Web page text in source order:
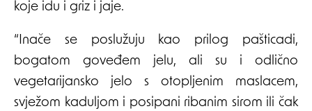
koje idu i griz i jaje.
“Inače se poslužuju kao prilog pašticadi,
bogatom goveđem jelu, ali su i odlično
vegetarijansko jelo s otopljenim maslacem,
svježom kaduljom i posipani ribanim sirom ili čak